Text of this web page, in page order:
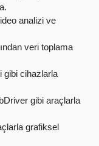
analizi ve
veri toplama
gibi cihazlarla
gibi araçlarla
grafiksel